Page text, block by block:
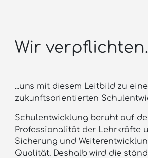
Wir
...uns mit diesem Leitbild zu
zukunftsorientierten
Schulentwicklung beruht auf
Professionalität der Lehrkräfte
Sicherung und
Qualität. Deshalb wird die